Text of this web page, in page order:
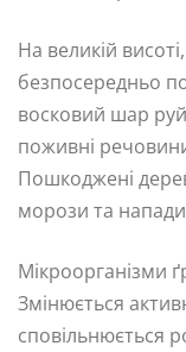
На великій
безпосередньо
восковий шар
поживні
Пошкоджені
морози та
Мікроорганізми
Змінюється
сповільнюється